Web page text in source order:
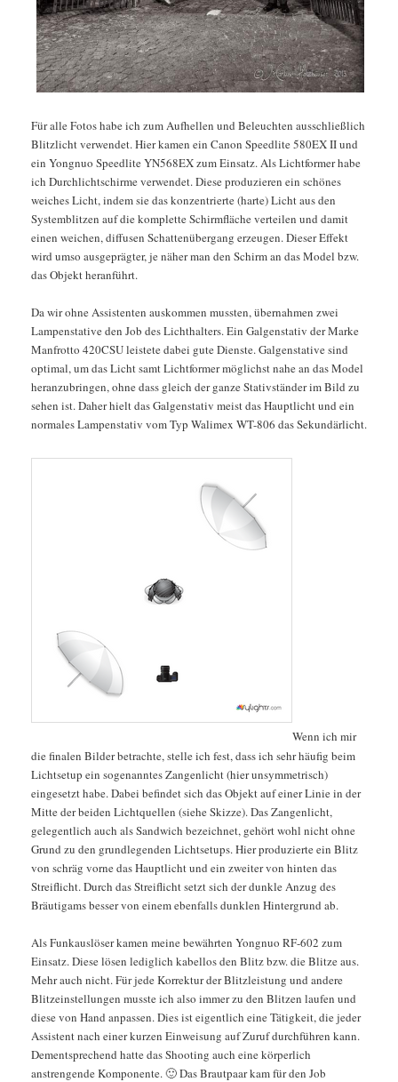
Für alle Fotos habe ich zum Aufhellen und Beleuchten ausschließlich
Blitzlicht verwendet. Hier kamen ein Canon Speedlite 580EX II und
ein Yongnuo Speedlite YN568EX zum Einsatz. Als Lichtformer habe
ich Durchlichtschirme verwendet. Diese produzieren ein schönes
weiches Licht, indem sie das konzentrierte (harte) Licht aus den
Systemblitzen auf die komplette Schirmfläche verteilen und damit
einen weichen, diffusen Schattenübergang erzeugen. Dieser Effekt
wird umso ausgeprägter, je näher man den Schirm an das Model bzw.
das Objekt heranführt.
Da wir ohne Assistenten auskommen mussten, übernahmen zwei
Lampenstative den Job des Lichthalters. Ein Galgenstativ der Marke
Manfrotto 420CSU leistete dabei gute Dienste. Galgenstative sind
optimal, um das Licht samt Lichtformer möglichst nahe an das Model
heranzubringen, ohne dass gleich der ganze Stativständer im Bild zu
sehen ist. Daher hielt das Galgenstativ meist das Hauptlicht und ein
normales Lampenstativ vom Typ Walimex WT-806 das Sekundärlicht.
Wenn ich mir
die finalen Bilder betrachte, stelle ich fest, dass ich sehr häufig beim
Lichtsetup ein sogenanntes Zangenlicht (hier unsymmetrisch)
eingesetzt habe. Dabei befindet sich das Objekt auf einer Linie in der
Mitte der beiden Lichtquellen (siehe Skizze). Das Zangenlicht,
gelegentlich auch als Sandwich bezeichnet, gehört wohl nicht ohne
Grund zu den grundlegenden Lichtsetups. Hier produzierte ein Blitz
von schräg vorne das Hauptlicht und ein zweiter von hinten das
Streiflicht. Durch das Streiflicht setzt sich der dunkle Anzug des
Bräutigams besser von einem ebenfalls dunklen Hintergrund ab.
Als Funkauslöser kamen meine bewährten Yongnuo RF-602 zum
Einsatz. Diese lösen lediglich kabellos den Blitz bzw. die Blitze aus.
Mehr auch nicht. Für jede Korrektur der Blitzleistung und andere
Blitzeinstellungen musste ich also immer zu den Blitzen laufen und
diese von Hand anpassen. Dies ist eigentlich eine Tätigkeit, die jeder
Assistent nach einer kurzen Einweisung auf Zuruf durchführen kann.
Dementsprechend hatte das Shooting auch eine körperlich
anstrengende Komponente. 🙂 Das Brautpaar kam für den Job